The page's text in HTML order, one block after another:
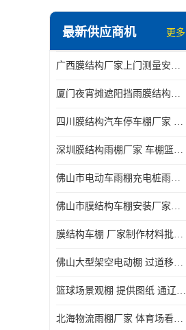
电动推拉雨棚
膜结构停景观棚
最新供应商机 更多
广西膜结构厂家上门测量安装发货，厂家发货没有差价
厦门夜宵摊遮阳挡雨膜结构雨棚设计 上门测量 款式多
四川膜结构汽车停车棚厂家 款式多 提供报价
深圳膜结构雨棚厂家 车棚篮球场体育看台 规格多样
佛山市电动车雨棚充电桩雨棚小区电动车棚
佛山市膜结构车棚安装厂家发货安装
膜结构车棚 厂家制作材料批发安装一体式工厂
佛山大型架空电动棚 过道移动雨蓬 屋轨道悬空棚免费测量
篮球场景观棚 提供图纸 通辽膜结构厂家
北海物流雨棚厂家 体育场看台雨棚 价格优惠